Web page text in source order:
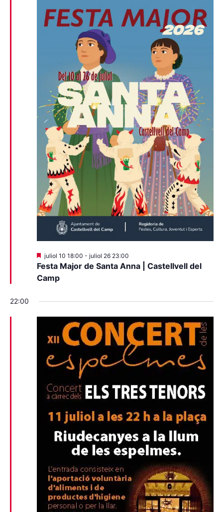
Festa Major de Santa Anna | Castellvell del
Camp
Destacats
juliol 10 18:00 - juliol 26 23:00
22:00